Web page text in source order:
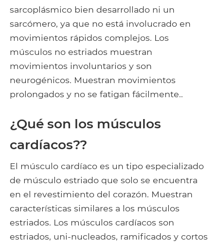
sarcoplásmico bien desarrollado ni un
sarcómero, ya que no está involucrado en
movimientos rápidos complejos. Los
músculos no estriados muestran
movimientos involuntarios y son
neurogénicos. Muestran movimientos
prolongados y no se fatigan fácilmente..
¿Qué son los músculos
cardíacos??
El músculo cardíaco es un tipo especializado
de músculo estriado que solo se encuentra
en el revestimiento del corazón. Muestran
características similares a los músculos
estriados. Los músculos cardíacos son
estriados, uni-nucleados, ramificados y cortos